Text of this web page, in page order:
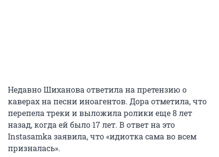
Недавно Шиханова ответила на претензию о
каверах на песни иноагентов. Дора отметила, что
перепела треки и выложила ролики еще 8 лет
назад, когда ей было 17 лет. В ответ на это
Instasamka заявила, что «идиотка сама во всем
призналась».